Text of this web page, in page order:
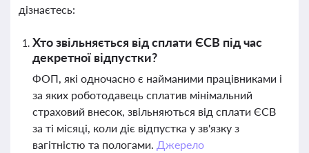
дізнаєтесь:
Хто звільняється від сплати ЄСВ під час
декретної відпустки?
ФОП, які одночасно є найманими працівниками і
за яких роботодавець сплатив мінімальний
страховий внесок, звільняються від сплати ЄСВ
за ті місяці, коли діє відпустка у зв'язку з
вагітністю та пологами. Джерело